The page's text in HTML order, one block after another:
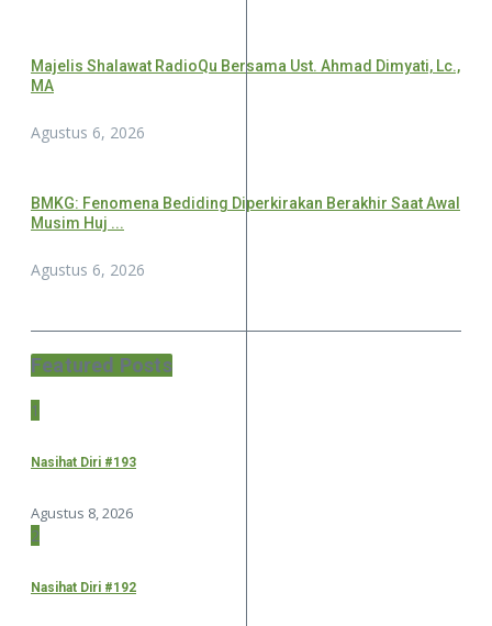
Majelis Shalawat RadioQu Bersama Ust. Ahmad Dimyati, Lc.,
MA
Agustus 6, 2026
BMKG: Fenomena Bediding Diperkirakan Berakhir Saat Awal
Musim Huj ...
Agustus 6, 2026
Featured Posts
1
Nasihat Diri #193
Agustus 8, 2026
2
Nasihat Diri #192